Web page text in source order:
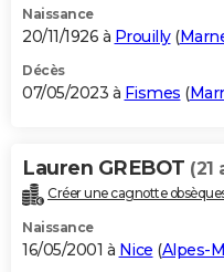
Naissance
20/11/1926 à Prouilly(
Décès
07/05/2023 à Fismes (
Lauren GREBOT (21
Créer une cagnotte
Naissance
16/05/2001 à Nice (Alpes-